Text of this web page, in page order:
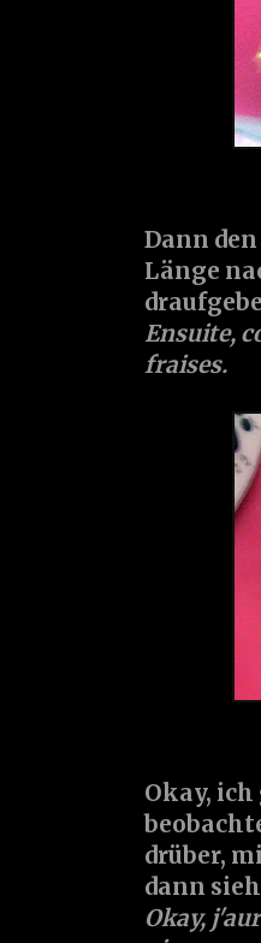
Dann
Länge
Ensuite,
fraises.
Okay, ich
drüber,
dann
Okay,